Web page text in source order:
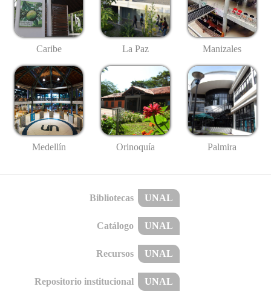
Caribe La Paz Manizales
Medellín Orinoquía Palmira
Bibliotecas UNAL
Catálogo UNAL
Recursos UNAL
Repositorio institucional UNAL